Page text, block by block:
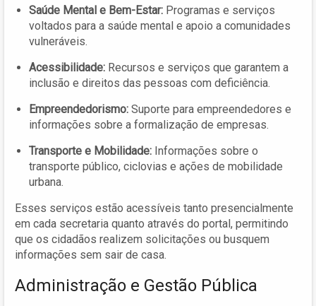
Saúde Mental e Bem-Estar: Programas e serviços
voltados para a saúde mental e apoio a comunidades
vulneráveis.
Acessibilidade: Recursos e serviços que garantem a
inclusão e direitos das pessoas com deficiência.
Empreendedorismo: Suporte para empreendedores e
informações sobre a formalização de empresas.
Transporte e Mobilidade: Informações sobre o
transporte público, ciclovias e ações de mobilidade
urbana.
Esses serviços estão acessíveis tanto presencialmente
em cada secretaria quanto através do portal, permitindo
que os cidadãos realizem solicitações ou busquem
informações sem sair de casa.
Administração e Gestão Pública